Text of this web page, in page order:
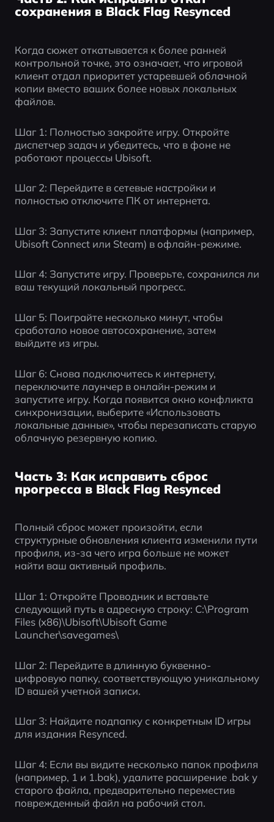
сохранения в Black Flag Resynced
Когда сюжет откатывается к более ранней
контрольной точке, это означает, что игровой
клиент отдал приоритет устаревшей облачной
копии вместо ваших более новых локальных
файлов.
Шаг 1: Полностью закройте игру. Откройте
диспетчер задач и убедитесь, что в фоне не
работают процессы Ubisoft.
Шаг 2: Перейдите в сетевые настройки и
полностью отключите ПК от интернета.
Шаг 3: Запустите клиент платформы (например,
Ubisoft Connect или Steam) в офлайн-режиме.
Шаг 4: Запустите игру. Проверьте, сохранился ли
ваш текущий локальный прогресс.
Шаг 5: Поиграйте несколько минут, чтобы
сработало новое автосохранение, затем
выйдите из игры.
Шаг 6: Снова подключитесь к интернету,
переключите лаунчер в онлайн-режим и
запустите игру. Когда появится окно конфликта
синхронизации, выберите «Использовать
локальные данные», чтобы перезаписать старую
облачную резервную копию.
Часть 3: Как исправить сброс
прогресса в Black Flag Resynced
Полный сброс может произойти, если
структурные обновления клиента изменили пути
профиля, из-за чего игра больше не может
найти ваш активный профиль.
Шаг 1: Откройте Проводник и вставьте
следующий путь в адресную строку: C:\Program
Files (x86)\Ubisoft\Ubisoft Game
Launcher\savegames\
Шаг 2: Перейдите в длинную буквенно-
цифровую папку, соответствующую уникальному
ID вашей учетной записи.
Шаг 3: Найдите подпапку с конкретным ID игры
для издания Resynced.
Шаг 4: Если вы видите несколько папок профиля
(например, 1 и 1.bak), удалите расширение .bak у
старого файла, предварительно переместив
поврежденный файл на рабочий стол.